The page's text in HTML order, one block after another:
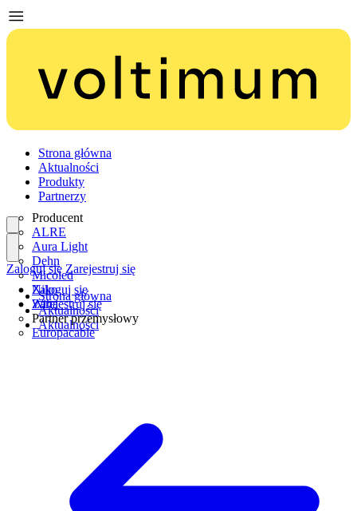
Strona główna
Aktualności
Produkty
Partnerzy
Producent
ALRE
Aura Light
Dehn
Micoled
Niko
Wiha
Partner przemysłowy
Europacable
Zaloguj się
Zarejestruj się
Zaloguj się Zarejestruj się
Strona główna
Aktualności
Aktualności